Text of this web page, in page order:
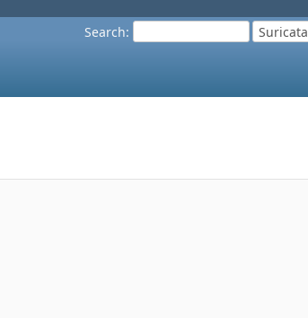
Search: Suricata